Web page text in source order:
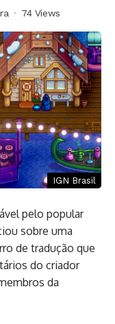
74 Views
IGN Brasil
pelo popular
sobre uma
de tradução que
do criador
da